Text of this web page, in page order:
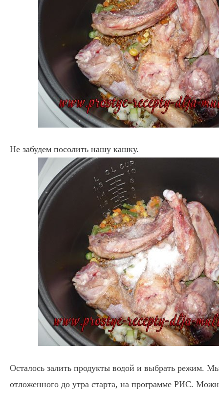
Не забудем посолить нашу кашку.
Осталось залить продукты водой и выбрать режим.
отложенного до утра старта, на программе РИС.